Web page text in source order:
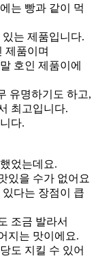
는 빵과 같이 먹
는 제품입니다.
제품이며
호인 제품이에
유명하기도 하고,
최고입니다.
다.
었는데요.
있을 수가 없어요
다는 장점이 큽
조금 발라서
지는 맛이에요.
도 지킬 수 있어